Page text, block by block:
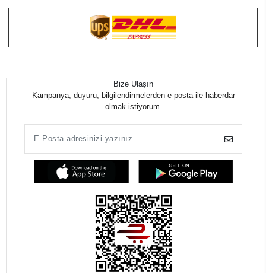
Bize Ulaşın
Kampanya, duyuru, bilgilendirmelerden e-posta ile haberdar
olmak istiyorum.